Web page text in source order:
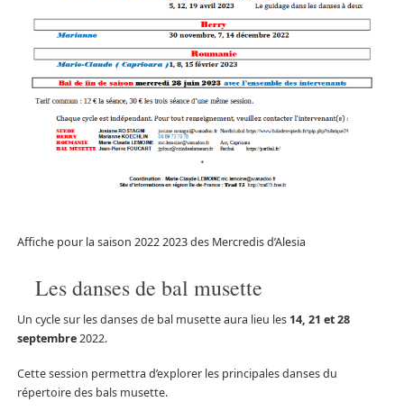
Affiche pour la saison 2022 2023 des Mercredis d’Alesia
Les danses de bal musette
Un cycle sur les danses de bal musette aura lieu les 14, 21 et 28
septembre2022.
Cette session permettra d’explorer les principales danses du
répertoire des bals musette.